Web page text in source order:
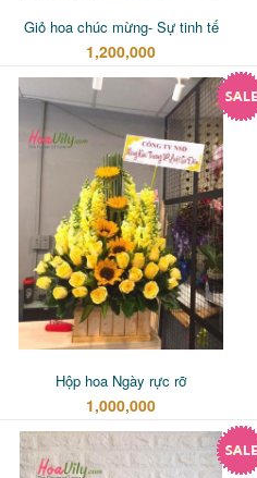
Giỏ hoa chúc mừng- Sự tinh tế
1,200,000
Hộp hoa Ngày rực rỡ
1,000,000